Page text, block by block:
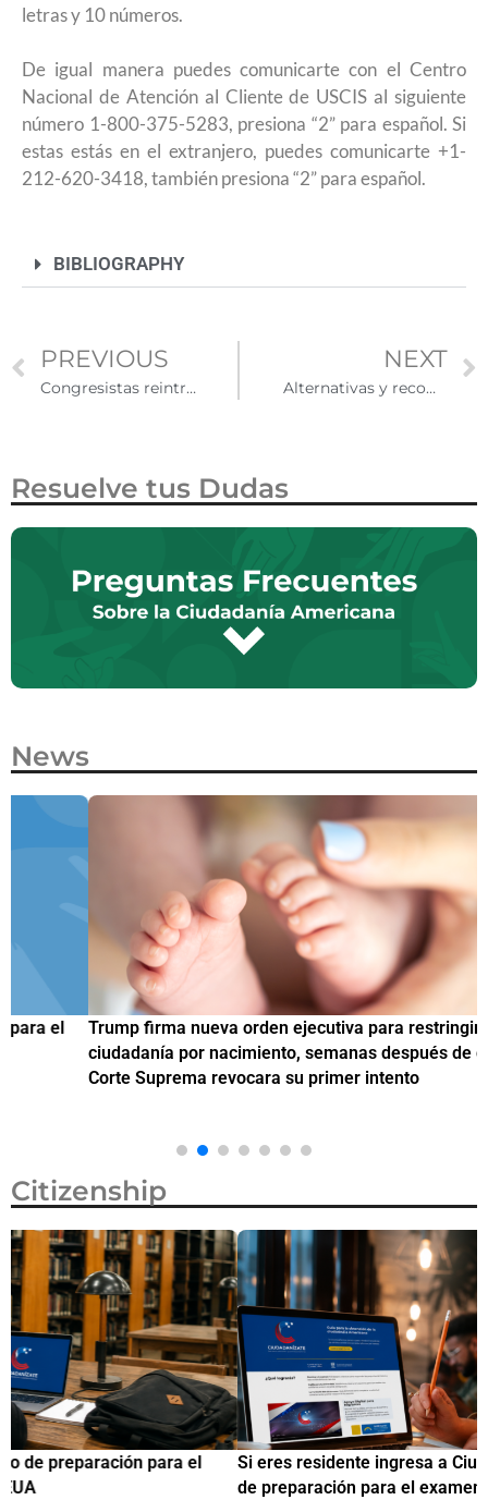
letras y 10 números.
De igual manera puedes comunicarte con el Centro
Nacional de Atención al Cliente de USCIS al siguiente
número 1-800-375-5283, presiona “2” para español. Si
estas estás en el extranjero, puedes comunicarte +1-
212-620-3418, también presiona “2” para español.
BIBLIOGRAPHY
PREVIOUS
Congresistas reintroducen proyecto de ley que abriría un camino a la ciudadanía a beneficiarios DACA
NEXT
Alternativas y recomendaciones para presentar tu declaración anual
Resuelve tus Dudas
News
Trump firma nueva orden ejecutiva para restringir la
ciudadanía por nacimiento, semanas después de que la
Corte Suprema revocara su primer intento
Citizenship
Si eres residente ingresa a Ciudadanízate, el curso gratuito
de preparación para el examen de naturalización en EUA